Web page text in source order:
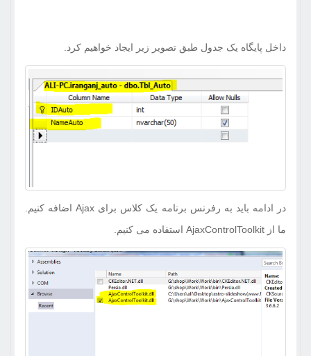
داخل پایگاه یک جدول طبق تصویر زیر ایجاد خواهیم کرد.
در ادامه باید به رفرنس برنامه یک کلاس برای Ajax اضافه کنیم.
ما از AjaxControlToolkit استفاده می کنیم.